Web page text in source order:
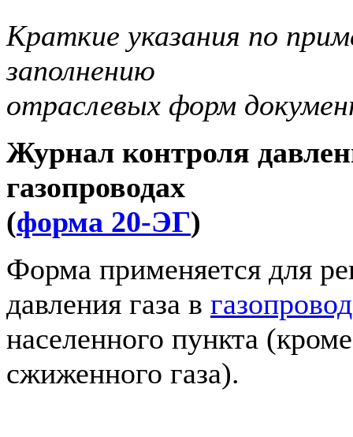
Краткие указания по
заполнению
отраслевых форм
Журнал контроля
газопроводах
(форма 20-ЭГ)
Форма применяется для
давления газа в
населенного пункта
сжиженного газа).